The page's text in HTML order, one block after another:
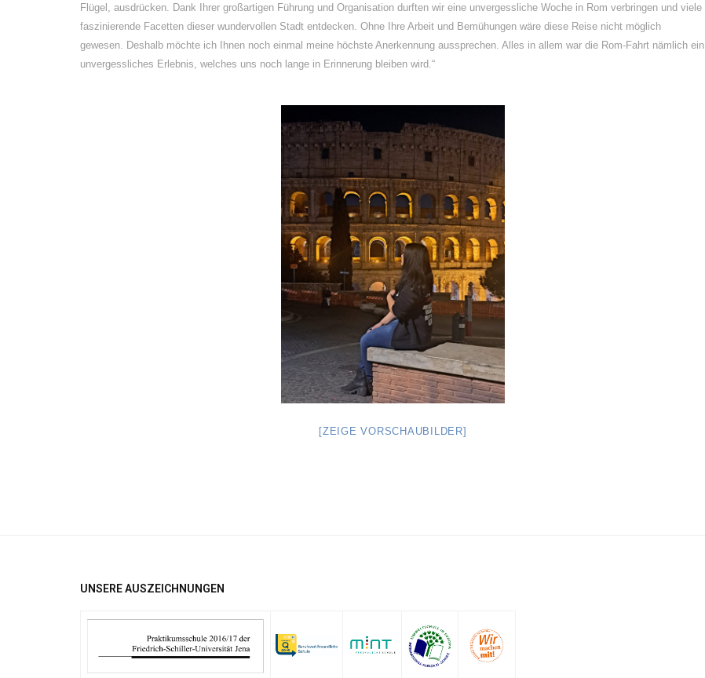
Flügel, ausdrücken. Dank Ihrer großartigen Führung und Organisation durften wir eine unvergessliche Woche in Rom verbringen und viele
faszinierende Facetten dieser wundervollen Stadt entdecken. Ohne Ihre Arbeit und Bemühungen wäre diese Reise nicht möglich
gewesen. Deshalb möchte ich Ihnen noch einmal meine höchste Anerkennung aussprechen. Alles in allem war die Rom-Fahrt nämlich ein
unvergessliches Erlebnis, welches uns noch lange in Erinnerung bleiben wird.“
[ZEIGE VORSCHAUBILDER]
UNSERE AUSZEICHNUNGEN